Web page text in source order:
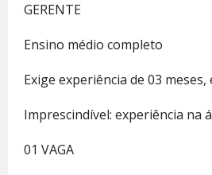
GERENTE
Ensino médio completo
Exige experiência de 03 meses,
Imprescindível: experiência na
01 VAGA